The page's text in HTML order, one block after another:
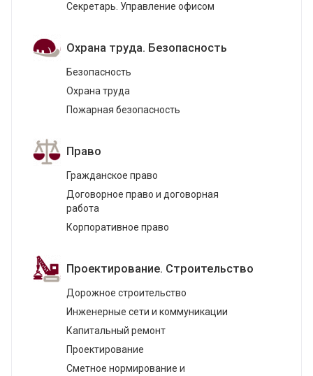
Секретарь. Управление офисом
Охрана труда. Безопасность
Безопасность
Охрана труда
Пожарная безопасность
Право
Гражданское право
Договорное право и договорная
работа
Корпоративное право
Проектирование. Строительство
Дорожное строительство
Инженерные сети и коммуникации
Капитальный ремонт
Проектирование
Сметное нормирование и